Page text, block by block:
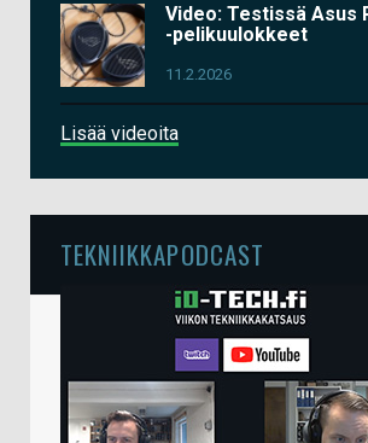
Video: Testissä Asus
-pelikuulokkeet
11.2.2026
Lisää videoita
TEKNIIKKAPODCAST